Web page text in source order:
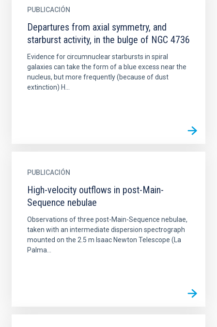
PUBLICACIÓN
Departures from axial symmetry, and
starburst activity, in the bulge of NGC 4736
Evidence for circumnuclear starbursts in spiral
galaxies can take the form of a blue excess near the
nucleus, but more frequently (because of dust
extinction) H...
PUBLICACIÓN
High-velocity outflows in post-Main-
Sequence nebulae
Observations of three post-Main-Sequence nebulae,
taken with an intermediate dispersion spectrograph
mounted on the 2.5 m Isaac Newton Telescope (La
Palma...